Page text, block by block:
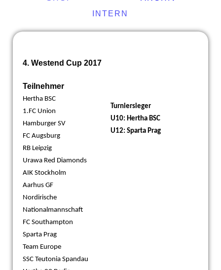
INTERN
4. Westend Cup 2017
Teilnehmer
Hertha BSC
1.FC Union
Hamburger SV
FC Augsburg
RB Leipzig
Urawa Red Diamonds
AIK Stockholm
Aarhus GF
Nordirische
Nationalmannschaft
FC Southampton
Sparta Prag
Team Europe
SSC Teutonia Spandau
Turniersieger
U10: Hertha BSC
U12: Sparta Prag